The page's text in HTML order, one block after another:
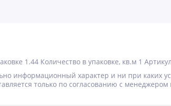
1.44 Количество в упаковке, кв.м 1
информационный характер и ни при каких
только по согласованию с